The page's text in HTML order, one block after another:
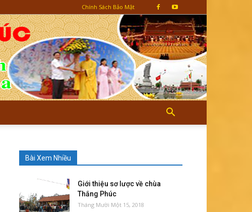
Chính Sách Bảo Mật
Bài Xem Nhiều
Giới thiệu sơ lược về chùa
Thắng Phúc
Tháng Mười Một 15, 2018